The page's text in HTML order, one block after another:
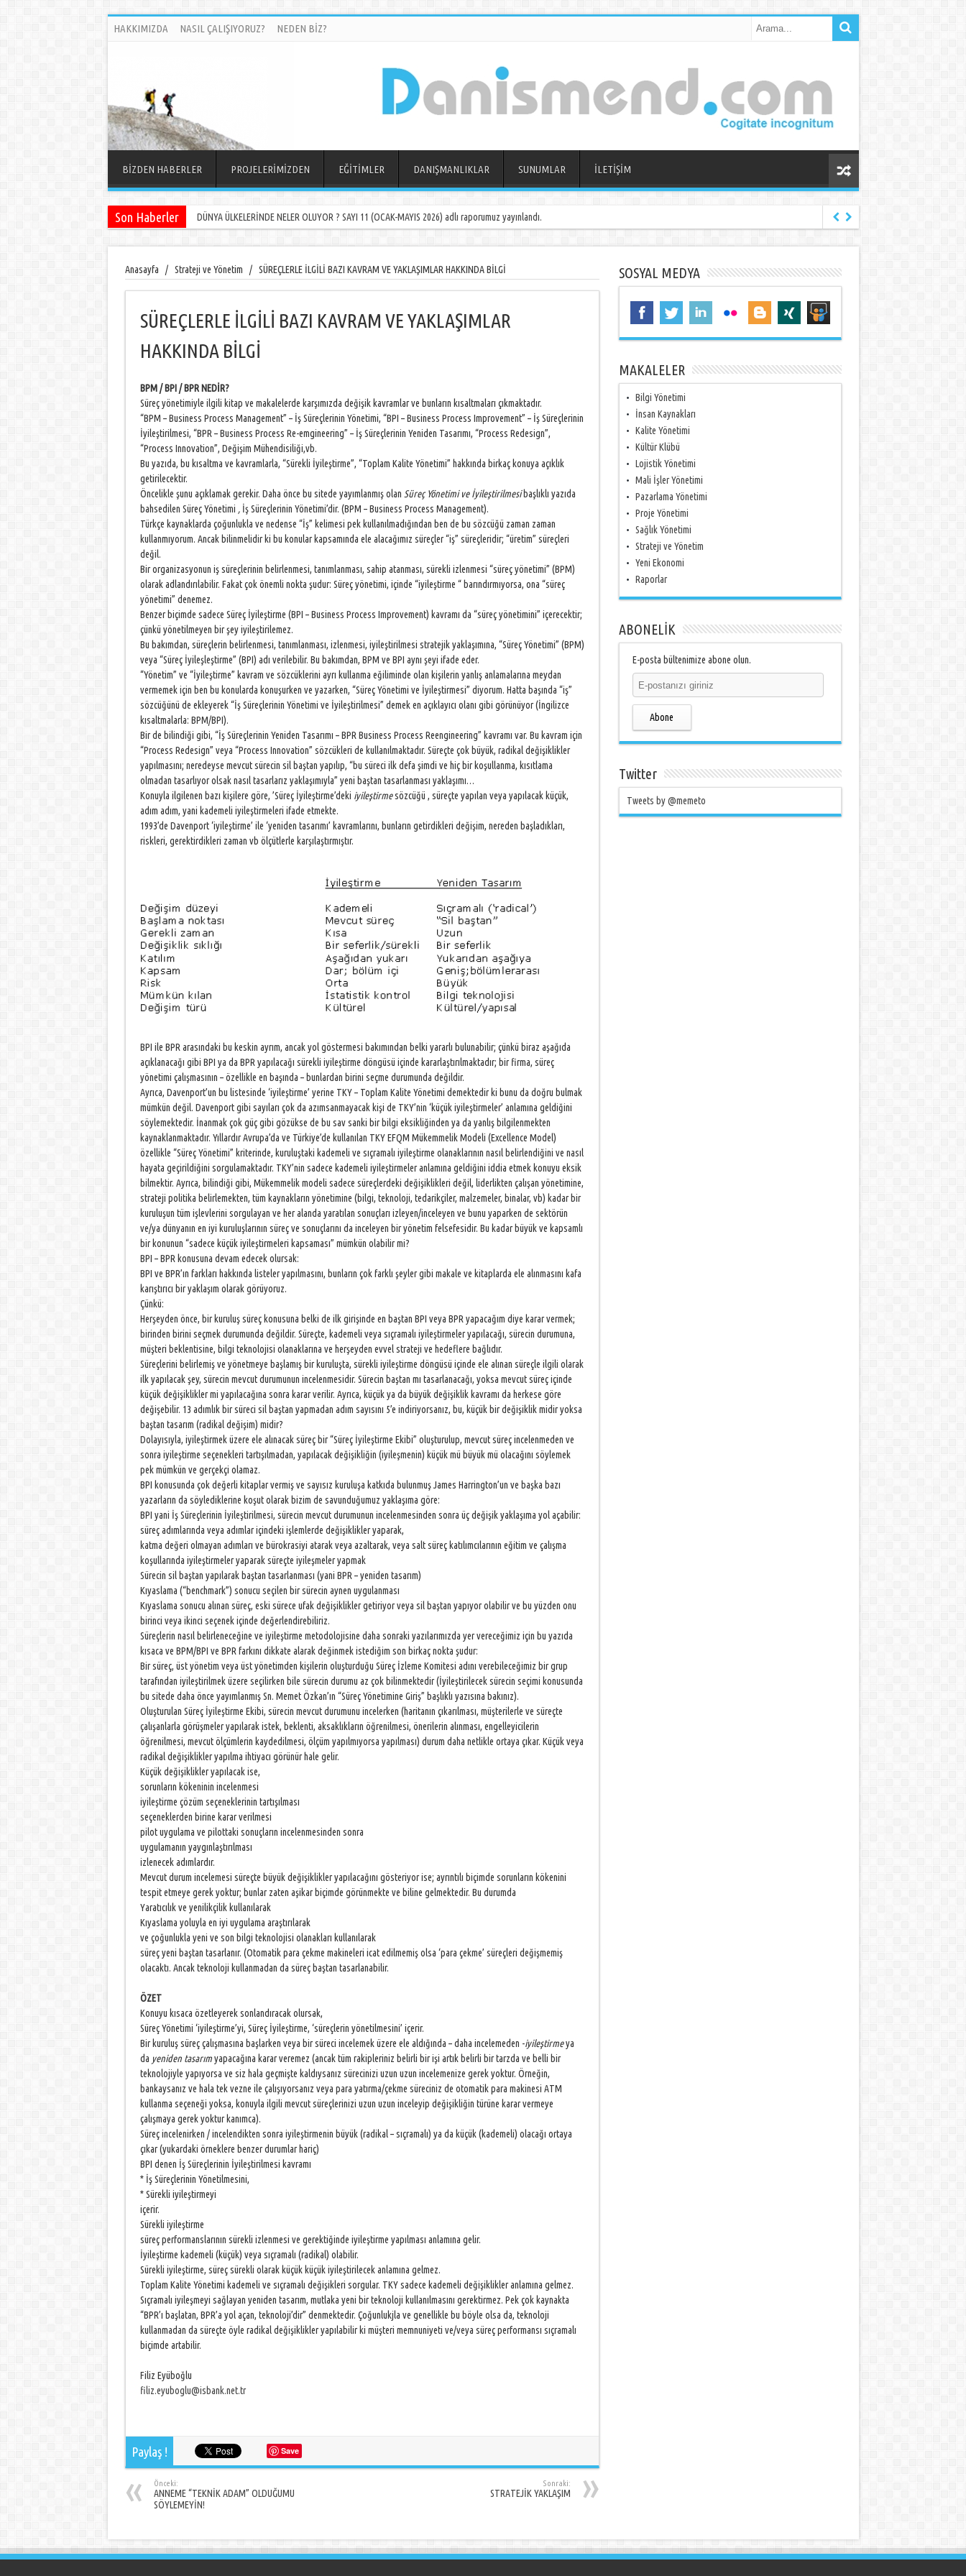
HAKKIMIZDA NASIL ÇALIŞIYORUZ? NEDEN BİZ?
BİZDEN HABERLER PROJELERİMİZDEN EĞİTİMLER DANIŞMANLIKLAR SUNUMLAR İLETİŞİM
Son Haberler DÜNYA ÜLKELERİNDE NELER OLUYOR ? SAYI 11 (OCAK-MAYIS 2026) adlı raporumuz yayınlandı.
Anasayfa / Strateji ve Yönetim / SÜREÇLERLE İLGİLİ BAZI KAVRAM VE YAKLAŞIMLAR HAKKINDA BİLGİ
SÜREÇLERLE İLGİLİ BAZI KAVRAM VE YAKLAŞIMLAR
HAKKINDA BİLGİ
BPM / BPI / BPR NEDİR?
Süreç yönetimiyle ilgili kitap ve makalelerde karşımızda değişik kavramlar ve bunların kısaltmaları çıkmaktadır.
“BPM – Business Process Management” – İş Süreçlerinin Yönetimi, “BPI – Business Process Improvement” – İş Süreçlerinin
İyileştirilmesi, “BPR – Business Process Re-emgineering” – İş Süreçlerinin Yeniden Tasarımı, “Process Redesign”,
“Process Innovation”, Değişim Mühendisiliği,vb.
Bu yazıda, bu kısaltma ve kavramlarla, “Sürekli İyileştirme”, “Toplam Kalite Yönetimi” hakkında birkaç konuya açıklık
getirilecektir.
Öncelikle şunu açıklamak gerekir. Daha önce bu sitede yayımlanmış olan Süreç Yönetimi ve İyileştirilmesibaşlıklı yazıda
bahsedilen Süreç Yönetimi , İş Süreçlerinin Yönetimi’dir. (BPM – Business Process Management).
Türkçe kaynaklarda çoğunlukla ve nedense “İş” kelimesi pek kullanılmadığından ben de bu sözcüğü zaman zaman
kullanmıyorum. Ancak bilinmelidir ki bu konular kapsamında ele alacağımız süreçler “iş” süreçleridir; “üretim” süreçleri
değil.
Bir organizasyonun iş süreçlerinin belirlenmesi, tanımlanması, sahip atanması, sürekli izlenmesi “süreç yönetimi” (BPM)
olarak adlandırılabilir. Fakat çok önemli nokta şudur: Süreç yönetimi, içinde “iyileştirme “ barındırmıyorsa, ona “süreç
yönetimi” denemez.
Benzer biçimde sadece Süreç İyileştirme (BPI – Business Process Improvement) kavramı da “süreç yönetimini” içerecektir;
çünkü yönetilmeyen bir şey iyileştirilemez.
Bu bakımdan, süreçlerin belirlenmesi, tanımlanması, izlenmesi, iyileştirilmesi stratejik yaklaşımına, “Süreç Yönetimi” (BPM)
veya “Süreç İyileşleştirme” (BPI) adı verilebilir. Bu bakımdan, BPM ve BPI aynı şeyi ifade eder.
“Yönetim” ve “İyileştirme” kavram ve sözcüklerini ayrı kullanma eğiliminde olan kişilerin yanlış anlamalarına meydan
vermemek için ben bu konularda konuşurken ve yazarken, “Süreç Yönetimi ve İyileştirmesi” diyorum. Hatta başında “iş”
sözcüğünü de ekleyerek “İş Süreçlerinin Yönetimi ve İyileştirilmesi” demek en açıklayıcı olanı gibi görünüyor (İngilizce
kısaltmalarla: BPM/BPI).
Bir de bilindiği gibi, “İş Süreçlerinin Yeniden Tasarımı – BPR Business Process Reengineering” kavramı var. Bu kavram için
“Process Redesign” veya “Process Innovation” sözcükleri de kullanılmaktadır. Süreçte çok büyük, radikal değişiklikler
yapılmasını; neredeyse mevcut sürecin sil baştan yapılıp, “bu süreci ilk defa şimdi ve hiç bir koşullanma, kısıtlama
olmadan tasarlıyor olsak nasıl tasarlarız yaklaşımıyla” yeni baştan tasarlanması yaklaşımı…
Konuyla ilgilenen bazı kişilere göre, ’Süreç İyileştirme’deki iyileştirmesözcüğü , süreçte yapılan veya yapılacak küçük,
adım adım, yani kademeli iyileştirmeleri ifade etmekte.
1993’de Davenport ‘iyileştirme’ ile ‘yeniden tasarımı’ kavramlarını, bunların getirdikleri değişim, nereden başladıkları,
riskleri, gerektirdikleri zaman vb ölçütlerle karşılaştırmıştır.
BPI ile BPR arasındaki bu keskin ayrım, ancak yol göstermesi bakımından belki yararlı bulunabilir; çünkü biraz aşağıda
açıklanacağı gibi BPI ya da BPR yapılacağı sürekli iyileştirme döngüsü içinde kararlaştırılmaktadır; bir firma, süreç
yönetimi çalışmasının – özellikle en başında – bunlardan birini seçme durumunda değildir.
Ayrıca, Davenport’un bu listesinde ‘iyileştirme’ yerine TKY – Toplam Kalite Yönetimi demektedir ki bunu da doğru bulmak
mümkün değil. Davenport gibi sayıları çok da azımsanmayacak kişi de TKY’nin ‘küçük iyileştirmeler’ anlamına geldiğini
söylemektedir. İnanmak çok güç gibi gözükse de bu sav sanki bir bilgi eksikliğinden ya da yanlış bilgilenmekten
kaynaklanmaktadır. Yıllardır Avrupa’da ve Türkiye’de kullanılan TKY EFQM Mükemmelik Modeli (Excellence Model)
özellikle “Süreç Yönetimi” kriterinde, kuruluştaki kademeli ve sıçramalı iyileştirme olanaklarının nasıl belirlendiğini ve nasıl
hayata geçirildiğini sorgulamaktadır. TKY’nin sadece kademeli iyileştirmeler anlamına geldiğini iddia etmek konuyu eksik
bilmektir. Ayrıca, bilindiği gibi, Mükemmelik modeli sadece süreçlerdeki değişiklikleri değil, liderlikten çalışan yönetimine,
strateji politika belirlemekten, tüm kaynakların yönetimine (bilgi, teknoloji, tedarikçiler, malzemeler, binalar, vb) kadar bir
kuruluşun tüm işlevlerini sorgulayan ve her alanda yaratılan sonuçları izleyen/inceleyen ve bunu yaparken de sektörün
ve/ya dünyanın en iyi kuruluşlarının süreç ve sonuçlarını da inceleyen bir yönetim felsefesidir. Bu kadar büyük ve kapsamlı
bir konunun “sadece küçük iyileştirmeleri kapsaması” mümkün olabilir mi?
BPI – BPR konusuna devam edecek olursak:
BPI ve BPR’ın farkları hakkında listeler yapılmasını, bunların çok farklı şeyler gibi makale ve kitaplarda ele alınmasını kafa
karıştırıcı bir yaklaşım olarak görüyoruz.
Çünkü:
Herşeyden önce, bir kuruluş süreç konusuna belki de ilk girişinde en baştan BPI veya BPR yapacağım diye karar vermek;
birinden birini seçmek durumunda değildir. Süreçte, kademeli veya sıçramalı iyileştirmeler yapılacağı, sürecin durumuna,
müşteri beklentisine, bilgi teknolojisi olanaklarına ve herşeyden evvel strateji ve hedeflere bağlıdır.
Süreçlerini belirlemiş ve yönetmeye başlamış bir kuruluşta, sürekli iyileştirme döngüsü içinde ele alınan süreçle ilgili olarak
ilk yapılacak şey, sürecin mevcut durumunun incelenmesidir. Sürecin baştan mı tasarlanacağı, yoksa mevcut süreç içinde
küçük değişiklikler mi yapılacağına sonra karar verilir. Ayrıca, küçük ya da büyük değişiklik kavramı da herkese göre
değişebilir. 13 adımlık bir süreci sil baştan yapmadan adım sayısını 5’e indiriyorsanız, bu, küçük bir değişiklik midir yoksa
baştan tasarım (radikal değişim) midir?
Dolayısıyla, iyileştirmek üzere ele alınacak süreç bir “Süreç İyileştirme Ekibi” oluşturulup, mevcut süreç incelenmeden ve
sonra iyileştirme seçenekleri tartışılmadan, yapılacak değişikliğin (iyileşmenin) küçük mü büyük mü olacağını söylemek
pek mümkün ve gerçekçi olamaz.
BPI konusunda çok değerli kitaplar vermiş ve sayısız kuruluşa katkıda bulunmuş James Harrington’un ve başka bazı
yazarların da söylediklerine koşut olarak bizim de savunduğumuz yaklaşıma göre:
BPI yani İş Süreçlerinin İyileştirilmesi, sürecin mevcut durumunun incelenmesinden sonra üç değişik yaklaşıma yol açabilir:
süreç adımlarında veya adımlar içindeki işlemlerde değişiklikler yaparak,
katma değeri olmayan adımları ve bürokrasiyi atarak veya azaltarak, veya salt süreç katılımcılarının eğitim ve çalışma
koşullarında iyileştirmeler yaparak süreçte iyileşmeler yapmak
Sürecin sil baştan yapılarak baştan tasarlanması (yani BPR – yeniden tasarım)
Kıyaslama (“benchmark”) sonucu seçilen bir sürecin aynen uygulanması
Kıyaslama sonucu alınan süreç, eski sürece ufak değişiklikler getiriyor veya sil baştan yapıyor olabilir ve bu yüzden onu
birinci veya ikinci seçenek içinde değerlendirebiliriz.
Süreçlerin nasıl belirleneceğine ve iyileştirme metodolojisine daha sonraki yazılarımızda yer vereceğimiz için bu yazıda
kısaca ve BPM/BPI ve BPR farkını dikkate alarak değinmek istediğim son birkaç nokta şudur:
Bir süreç, üst yönetim veya üst yönetimden kişilerin oluşturduğu Süreç İzleme Komitesi adını verebileceğimiz bir grup
tarafından iyileştirilmek üzere seçilirken bile sürecin durumu az çok bilinmektedir (İyileştirilecek sürecin seçimi konusunda
bu sitede daha önce yayımlanmış Sn. Memet Özkan’ın “Süreç Yönetimine Giriş” başlıklı yazısına bakınız).
Oluşturulan Süreç İyileştirme Ekibi, sürecin mevcut durumunu incelerken (haritanın çıkarılması, müşterilerle ve süreçte
çalışanlarla görüşmeler yapılarak istek, beklenti, aksaklıkların öğrenilmesi, önerilerin alınması, engelleyicilerin
öğrenilmesi, mevcut ölçümlerin kaydedilmesi, ölçüm yapılmıyorsa yapılması) durum daha netlikle ortaya çıkar. Küçük veya
radikal değişiklikler yapılma ihtiyacı görünür hale gelir.
Küçük değişiklikler yapılacak ise,
sorunların kökeninin incelenmesi
iyileştirme çözüm seçeneklerinin tartışılması
seçeneklerden birine karar verilmesi
pilot uygulama ve pilottaki sonuçların incelenmesinden sonra
uygulamanın yaygınlaştırılması
izlenecek adımlardır.
Mevcut durum incelemesi süreçte büyük değişiklikler yapılacağını gösteriyor ise; ayrıntılı biçimde sorunların kökenini
tespit etmeye gerek yoktur; bunlar zaten aşikar biçimde görünmekte ve biline gelmektedir. Bu durumda
Yaratıcılık ve yenilikçilik kullanılarak
Kıyaslama yoluyla en iyi uygulama araştırılarak
ve çoğunlukla yeni ve son bilgi teknolojisi olanakları kullanılarak
süreç yeni baştan tasarlanır. (Otomatik para çekme makineleri icat edilmemiş olsa ‘para çekme’ süreçleri değişmemiş
olacaktı. Ancak teknoloji kullanmadan da süreç baştan tasarlanabilir.
ÖZET
Konuyu kısaca özetleyerek sonlandıracak olursak,
Süreç Yönetimi ‘iyileştirme’yi, Süreç İyileştirme, ‘süreçlerin yönetilmesini’ içerir.
Bir kuruluş süreç çalışmasına başlarken veya bir süreci incelemek üzere ele aldığında – daha incelemeden -iyileştirmeya
da yeniden tasarımyapacağına karar veremez (ancak tüm rakipleriniz belirli bir işi artık belirli bir tarzda ve belli bir
teknolojiyle yapıyorsa ve siz hala geçmişte kaldıysanız sürecinizi uzun uzun incelemenize gerek yoktur. Örneğin,
bankaysanız ve hala tek vezne ile çalışıyorsanız veya para yatırma/çekme süreciniz de otomatik para makinesi ATM
kullanma seçeneği yoksa, konuyla ilgili mevcut süreçlerinizi uzun uzun inceleyip değişikliğin türüne karar vermeye
çalışmaya gerek yoktur kanımca).
Süreç incelenirken / incelendikten sonra iyileştirmenin büyük (radikal – sıçramalı) ya da küçük (kademeli) olacağı ortaya
çıkar (yukardaki örneklere benzer durumlar hariç)
BPI denen İş Süreçlerinin İyileştirilmesi kavramı
* İş Süreçlerinin Yönetilmesini,
* Sürekli iyileştirmeyi
içerir.
Sürekli iyileştirme
süreç performanslarının sürekli izlenmesi ve gerektiğinde iyileştirme yapılması anlamına gelir.
İyileştirme kademeli (küçük) veya sıçramalı (radikal) olabilir.
Sürekli iyileştirme, süreç sürekli olarak küçük küçük iyileştirilecek anlamına gelmez.
Toplam Kalite Yönetimi kademeli ve sıçramalı değişikleri sorgular. TKY sadece kademeli değişiklikler anlamına gelmez.
Sıçramalı iyileşmeyi sağlayan yeniden tasarım, mutlaka yeni bir teknoloji kullanılmasını gerektirmez. Pek çok kaynakta
“BPR’ı başlatan, BPR’a yol açan, teknoloji’dir” denmektedir. Çoğunlukjla ve genellikle bu böyle olsa da, teknoloji
kullanmadan da süreçte öyle radikal değişiklikler yapılabilir ki müşteri memnuniyeti ve/veya süreç performansı sıçramalı
biçimde artabilir.
Filiz Eyüboğlu
filiz.eyuboglu@isbank.net.tr
Paylaş ! Save
Önceki:
ANNEME “TEKNİK ADAM” OLDUĞUMU
SÖYLEMEYİN!
Sonraki:
STRATEJİK YAKLAŞIM
SOSYAL MEDYA
MAKALELER
Bilgi Yönetimi
İnsan Kaynakları
Kalite Yönetimi
Kültür Klübü
Lojistik Yönetimi
Mali İşler Yönetimi
Pazarlama Yönetimi
Proje Yönetimi
Sağlık Yönetimi
Strateji ve Yönetim
Yeni Ekonomi
Raporlar
ABONELİK
E-posta bültenimize abone olun.
Abone
Twitter
Tweets by @memeto